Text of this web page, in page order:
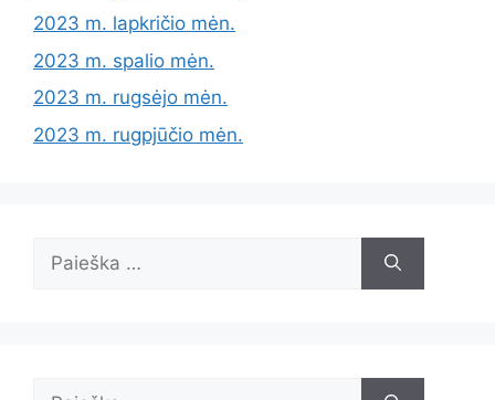
2023 m. lapkričio mėn.
2023 m. spalio mėn.
2023 m. rugsėjo mėn.
2023 m. rugpjūčio mėn.